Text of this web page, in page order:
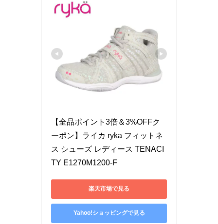
【全品ポイント3倍＆3%OFFク
ーポン】ライカ ryka フィットネ
ス シューズ レディース TENACI
TY E1270M1200-F
楽天市場で見る
Yahoo!ショッピングで見る